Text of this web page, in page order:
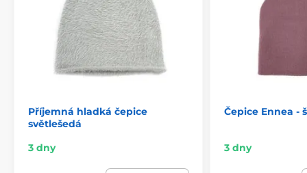
Příjemná hladká čepice
světlešedá
3 dny
Čepice Ennea -
3 dny